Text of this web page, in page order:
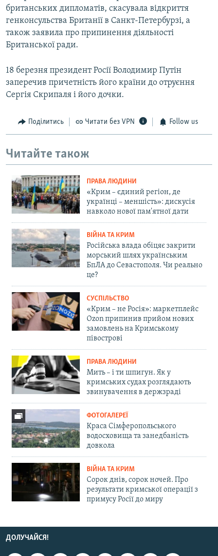
британських дипломатів, скасувала відкриття
генконсульства Британії в Санкт-Петербурзі, а
також заявила про припинення діяльності
Британської ради.
18 березня президент Росії Володимир Путін
заперечив причетність його країни до отруєння
Сергія Скрипаля і його дочки.
Поділитись Читати без VPN Follow us
Читайте також
ПРАВА ЛЮДИНИ
«Крим – єдиний регіон, де
українці – меншість»: дискусія
навколо нової пам'ятної дати
ВІЙНА ТА КРИМ
Російська влада обіцяє закрити
морський шлях українським
БпЛА до Севастополя. Чи реально
це?
СУСПІЛЬСТВО
«Крим – не Росія»: маркетплейс
Ozon припинив прийом нових
замовлень на Кримському
півострові
ПРАВА ЛЮДИНИ
Мить – і ти шпигун. Як у
кримських судах розглядають
звинувачення в держзраді
ФОТОГАЛЕРЕЇ
Краса Сімферопольського
водосховища та занедбаність
довкола
ВІЙНА ТА КРИМ
Сорок днів, сорок ночей. Про
результати кримської операції з
примусу Росії до миру
ДОЛУЧАЙСЯ!